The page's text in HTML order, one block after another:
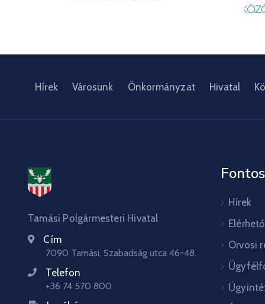
Hírek Városunk Önkormányzat Hivatal
Tamási Polgármesteri Hivatal
Cím
7090 Tamási, Szabadság utca 46-48.
Telefon
+36 74 570 800
Fontos
Hírek
Orvosi